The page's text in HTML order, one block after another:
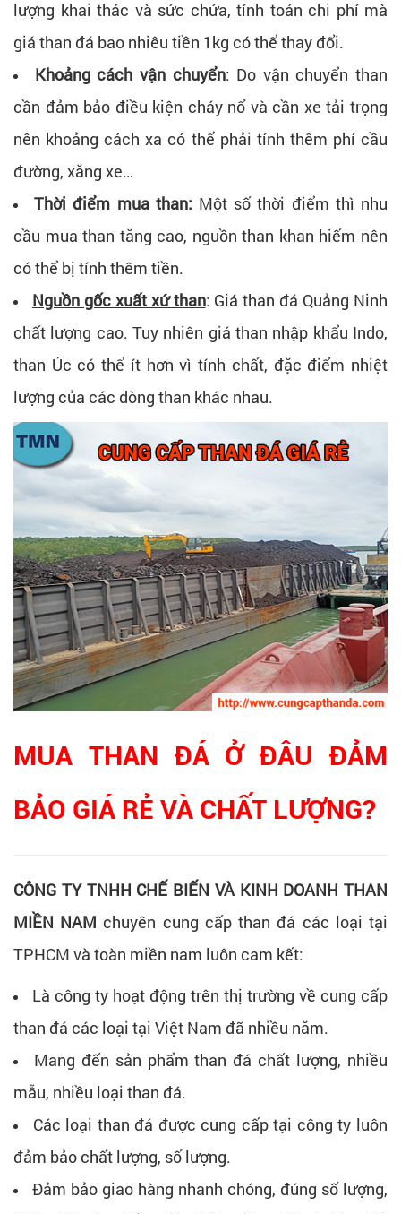
lượng khai thác và sức chứa, tính toán chi phí mà
giá than đá bao nhiêu tiền 1kg có thể thay đổi.
Khoảng cách vận chuyển: Do vận chuyển than
cần đảm bảo điều kiện cháy nổ và cần xe tải trọng
nên khoảng cách xa có thể phải tính thêm phí cầu
đường, xăng xe…
Thời điểm mua than: Một số thời điểm thì nhu
cầu mua than tăng cao, nguồn than khan hiếm nên
có thể bị tính thêm tiền.
Nguồn gốc xuất xứ than: Giá than đá Quảng Ninh
chất lượng cao. Tuy nhiên giá than nhập khẩu Indo,
than Úc có thể ít hơn vì tính chất, đặc điểm nhiệt
lượng của các dòng than khác nhau.
MUA THAN ĐÁ Ở ĐÂU ĐẢM
BẢO GIÁ RẺ VÀ CHẤT LƯỢNG?
CÔNG TY TNHH CHẾ BIẾN VÀ KINH DOANH THAN
MIỀN NAM chuyên cung cấp than đá các loại tại
TPHCM và toàn miền nam luôn cam kết:
Là công ty hoạt động trên thị trường về cung cấp
than đá các loại tại Việt Nam đã nhiều năm.
Mang đến sản phẩm than đá chất lượng, nhiều
mẫu, nhiều loại than đá.
Các loại than đá được cung cấp tại công ty luôn
đảm bảo chất lượng, số lượng.
Đảm bảo giao hàng nhanh chóng, đúng số lượng,